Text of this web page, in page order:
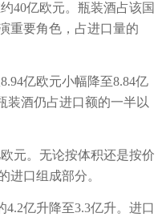
40亿欧元。瓶装酒占该国
重要角色，占进口量的
亿欧元小幅降至8.84亿
装酒仍占进口额的一半以
元。无论按体积还是按价
进口组成部分。
亿升降至3.3亿升。进口